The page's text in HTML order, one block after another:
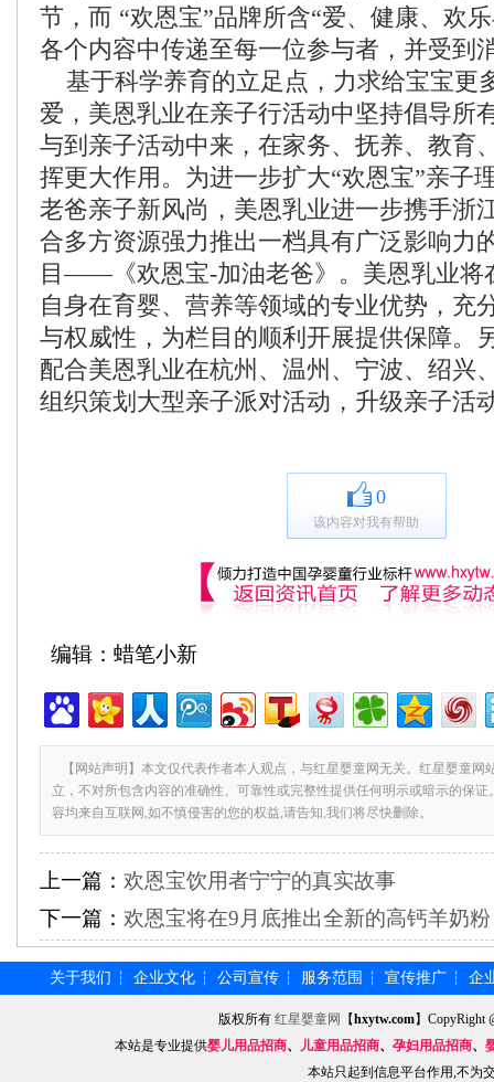
节，而 “欢恩宝”品牌所含“爱、健康、欢
各个内容中传递至每一位参与者，并受到
基于科学养育的立足点，力求给宝宝更
爱，美恩乳业在亲子行活动中坚持倡导所
与到亲子活动中来，在家务、抚养、教育
挥更大作用。为进一步扩大“欢恩宝”亲子
老爸亲子新风尚，美恩乳业进一步携手浙
合多方资源强力推出一档具有广泛影响力
目——《欢恩宝-加油老爸》。美恩乳业将
自身在育婴、营养等领域的专业优势，充
与权威性，为栏目的顺利开展提供保障。
配合美恩乳业在杭州、温州、宁波、绍兴
组织策划大型亲子派对活动，升级亲子活
0
该内容对我有帮助
编辑：蜡笔小新
【网站声明】本文仅代表作者本人观点，与红星婴童网无关。红星婴童网
立，不对所包含内容的准确性、可靠性或完整性提供任何明示或暗示的保
容均来自互联网,如不慎侵害的您的权益,请告知,我们将尽快删除。
上一篇： 欢恩宝饮用者宁宁的真实故事
下一篇： 欢恩宝将在9月底推出全新的高钙羊奶粉
关于我们 ┆ 企业文化 ┆ 公司宣传 ┆ 服务范围 ┆ 宣传推广 ┆ 企
版权所有红星婴童网 【hxytw.com】CopyRight
本站是专业提供婴儿用品招商、 儿童用品招商、 孕妇用品招商、
本站只起到信息平台作用,不为